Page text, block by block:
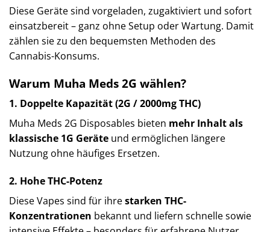
Diese Geräte sind vorgeladen, zugaktiviert und sofort
einsatzbereit – ganz ohne Setup oder Wartung. Damit
zählen sie zu den bequemsten Methoden des
Cannabis-Konsums.
Warum Muha Meds 2G wählen?
1. Doppelte Kapazität (2G / 2000mg THC)
Muha Meds 2G Disposables bieten mehr Inhalt als
klassische 1G Geräte und ermöglichen längere
Nutzung ohne häufiges Ersetzen.
2. Hohe THC-Potenz
Diese Vapes sind für ihrestarken THC-
Konzentrationen bekannt und liefern schnelle sowie